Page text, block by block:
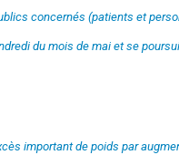
concernés (patients et
du mois de mai et se
important de poids par